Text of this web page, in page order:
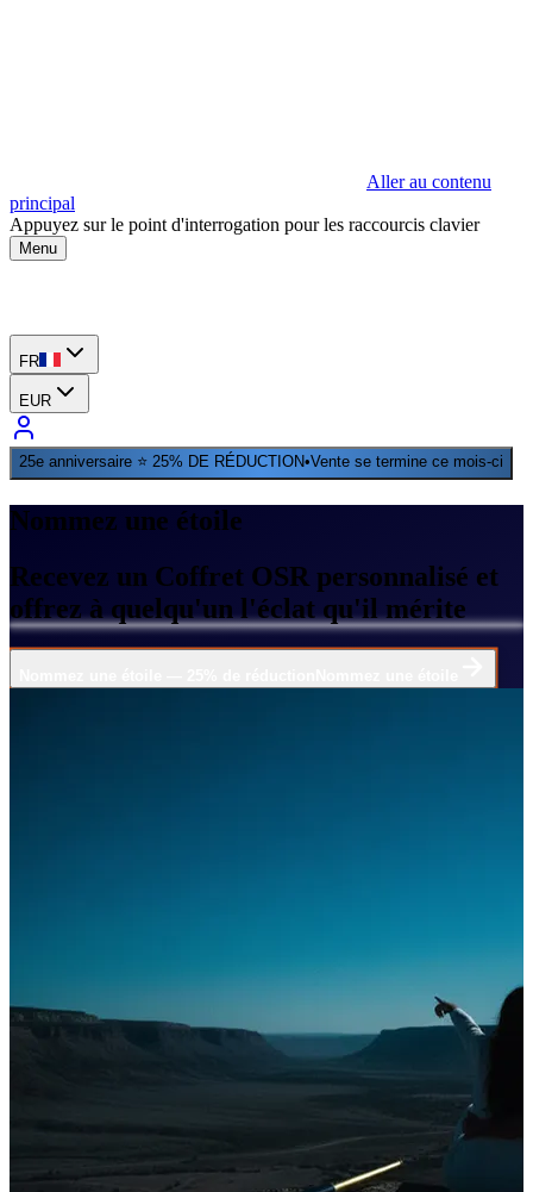
Aller au contenu
principal
Appuyez sur le point d'interrogation pour les raccourcis clavier
Menu
FR
EUR
25e anniversaire ⭐ 25% DE RÉDUCTION•Vente se termine ce mois-ci
Nommez une étoile
Recevez un Coffret OSR personnalisé et
offrez à quelqu'un l'éclat qu'il mérite